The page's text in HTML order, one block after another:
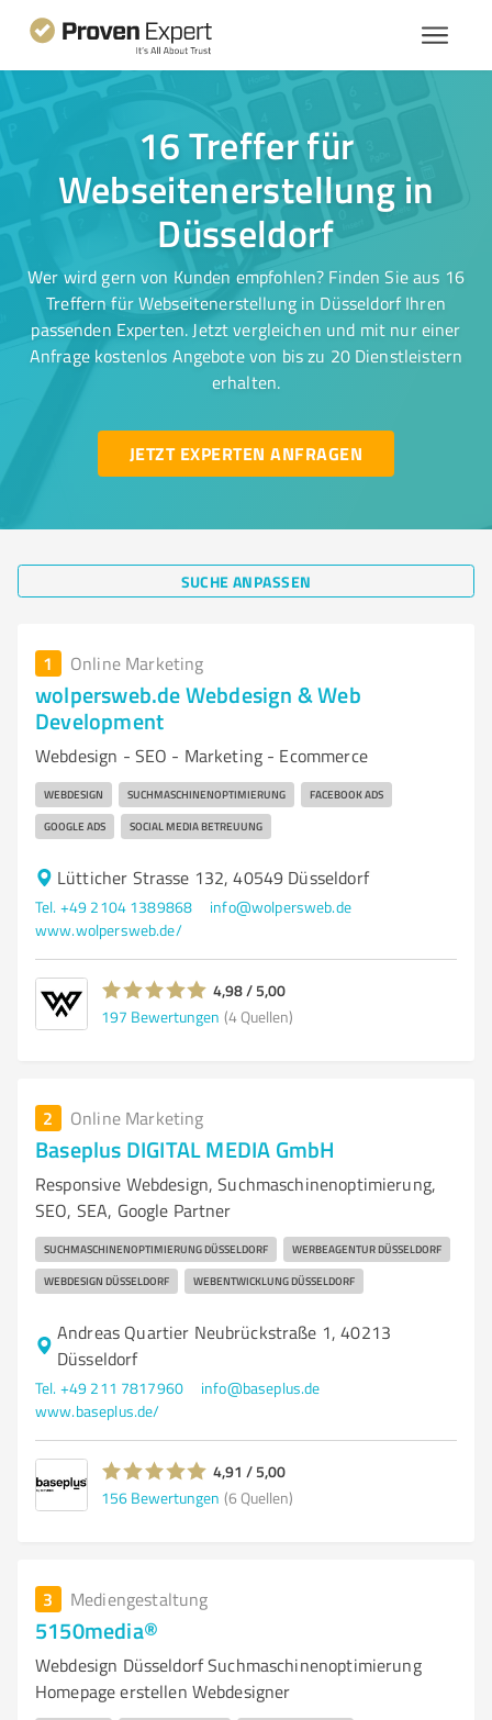
16 Treffer für
Webseitenerstellung in
Düsseldorf
Wer wird gern von Kunden empfohlen? Finden Sie aus 16
Treffern für Webseitenerstellung in Düsseldorf Ihren
passenden Experten. Jetzt vergleichen und mit nur einer
Anfrage kostenlos Angebote von bis zu 20 Dienstleistern
erhalten.
JETZT EXPERTEN ANFRAGEN
SUCHE ANPASSEN
1 Online Marketing
wolpersweb.de Webdesign & Web
Development
Webdesign - SEO - Marketing - Ecommerce
WEBDESIGN SUCHMASCHINENOPTIMIERUNG FACEBOOK ADS
GOOGLE ADS SOCIAL MEDIA BETREUUNG
Lütticher Strasse 132, 40549 Düsseldorf
Tel. +49 2104 1389868
info@wolpersweb.de
www.wolpersweb.de/
4,98 / 5,00
197 Bewertungen (4 Quellen)
2 Online Marketing
Baseplus DIGITAL MEDIA GmbH
Responsive Webdesign, Suchmaschinenoptimierung,
SEO, SEA, Google Partner
SUCHMASCHINENOPTIMIERUNG DÜSSELDORF WERBEAGENTUR DÜSSELDORF
WEBDESIGN DÜSSELDORF WEBENTWICKLUNG DÜSSELDORF
Andreas Quartier Neubrückstraße 1, 40213
Düsseldorf
Tel. +49 211 7817960
info@baseplus.de
www.baseplus.de/
4,91 / 5,00
156 Bewertungen (6 Quellen)
3 Mediengestaltung
5150media®
Webdesign Düsseldorf Suchmaschinenoptimierung
Homepage erstellen Webdesigner